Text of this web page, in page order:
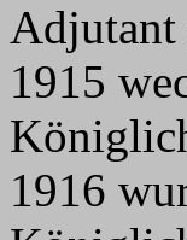
Adjutant
1915
1916